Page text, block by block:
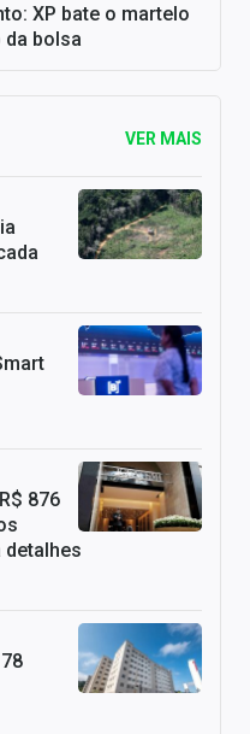
XP bate o martelo
da bolsa
VER MAIS
876